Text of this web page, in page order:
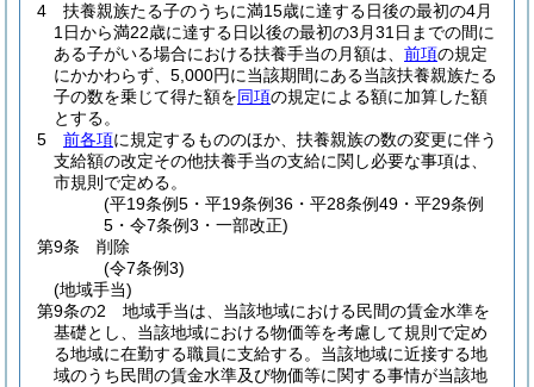
4
扶養親族たる子のうちに満15歳に達する日後の最初の4月
1日から満22歳に達する日以後の最初の3月31日までの間に
ある子がいる場合における扶養手当の月額は、 前項の規定
にかかわらず、5,000円に当該期間にある当該扶養親族たる
子の数を乗じて得た額を同項の規定による額に加算した額
とする。
5
前各項に規定するもののほか、扶養親族の数の変更に伴う
支給額の改定その他扶養手当の支給に関し必要な事項は、
市規則で定める。
(平19条例5・平19条例36・平28条例49・平29条例
5・令7条例3・一部改正)
第9条
削除
(令7条例3)
(地域手当)
第9条の2
地域手当は、当該地域における民間の賃金水準を
基礎とし、当該地域における物価等を考慮して規則で定め
る地域に在勤する職員に支給する。 当該地域に近接する地
域のうち民間の賃金水準及び物価等に関する事情が当該地